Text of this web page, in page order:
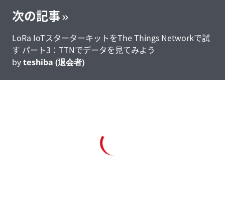
次の記事
LoRa IoTスターターキットをThe Things Networkで試
す パート3：TTNでデータを見てみよう
byteshiba (退会者)